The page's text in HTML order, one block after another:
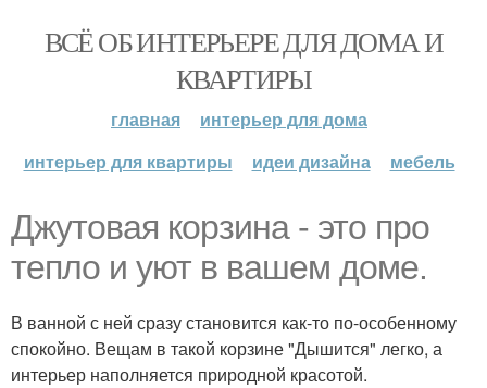
ВСЁ ОБ ИНТЕРЬЕРЕ ДЛЯ ДОМА И
КВАРТИРЫ
главная
интерьер для дома
интерьер для квартиры
идеи дизайна мебель
Джутовая корзина - это про
тепло и уют в вашем доме.
В ванной с ней сразу становится как-то по-особенному
спокойно. Вещам в такой корзине "Дышится" легко, а
интерьер наполняется природной красотой.